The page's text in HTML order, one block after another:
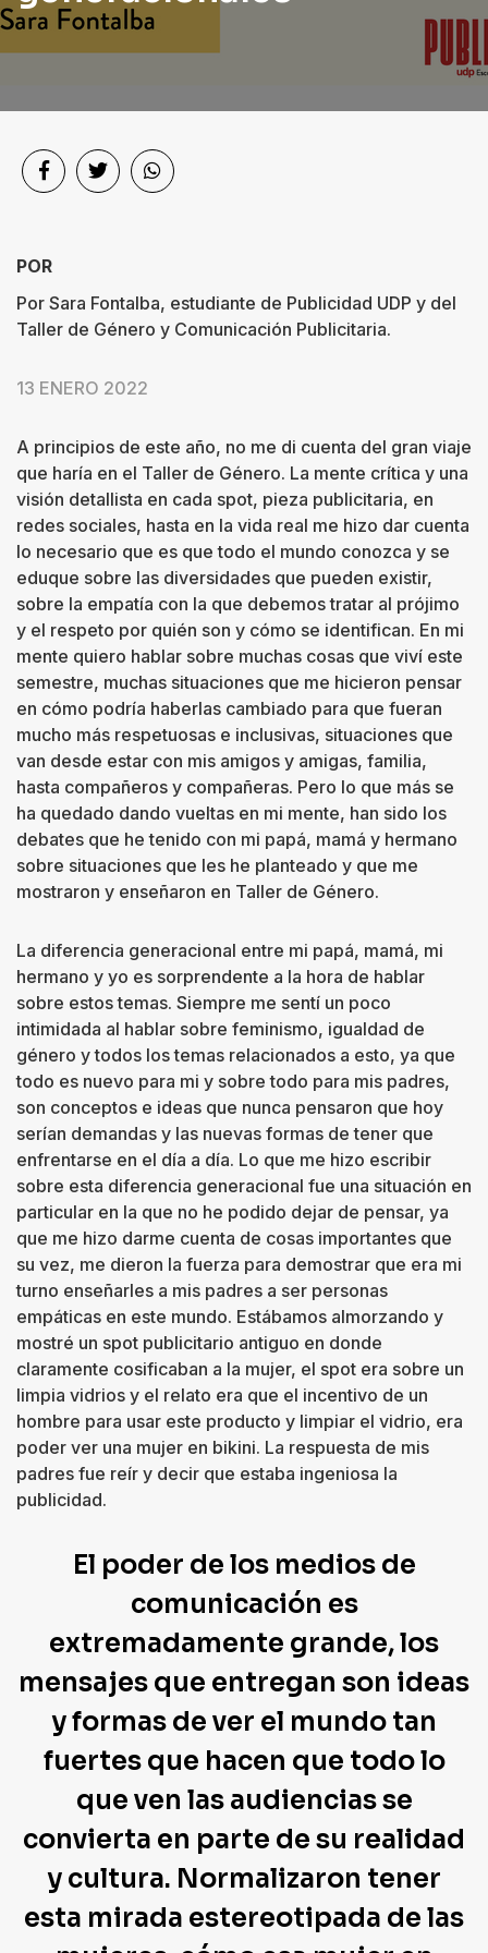
Sociedad
Quiénes
POR
Por Sara Fontalba, estudiante de Publicidad UDP y del
Taller de Género y Comunicación Publicitaria.
13 ENERO 2022
A principios de este año, no me di cuenta del gran viaje
que haría en el Taller de Género. La mente crítica y una
visión detallista en cada spot, pieza publicitaria, en
redes sociales, hasta en la vida real me hizo dar cuenta
lo necesario que es que todo el mundo conozca y se
eduque sobre las diversidades que pueden existir,
sobre la empatía con la que debemos tratar al prójimo
y el respeto por quién son y cómo se identifican. En mi
mente quiero hablar sobre muchas cosas que viví este
semestre, muchas situaciones que me hicieron pensar
en cómo podría haberlas cambiado para que fueran
mucho más respetuosas e inclusivas, situaciones que
van desde estar con mis amigos y amigas, familia,
hasta compañeros y compañeras. Pero lo que más se
ha quedado dando vueltas en mi mente, han sido los
debates que he tenido con mi papá, mamá y hermano
sobre situaciones que les he planteado y que me
mostraron y enseñaron en Taller de Género.
La diferencia generacional entre mi papá, mamá, mi
hermano y yo es sorprendente a la hora de hablar
sobre estos temas. Siempre me sentí un poco
intimidada al hablar sobre feminismo, igualdad de
género y todos los temas relacionados a esto, ya que
todo es nuevo para mi y sobre todo para mis padres,
son conceptos e ideas que nunca pensaron que hoy
serían demandas y las nuevas formas de tener que
enfrentarse en el día a día. Lo que me hizo escribir
sobre esta diferencia generacional fue una situación en
particular en la que no he podido dejar de pensar, ya
que me hizo darme cuenta de cosas importantes que
su vez, me dieron la fuerza para demostrar que era mi
turno enseñarles a mis padres a ser personas
empáticas en este mundo. Estábamos almorzando y
mostré un spot publicitario antiguo en donde
claramente cosificaban a la mujer, el spot era sobre un
limpia vidrios y el relato era que el incentivo de un
hombre para usar este producto y limpiar el vidrio, era
poder ver una mujer en bikini. La respuesta de mis
padres fue reír y decir que estaba ingeniosa la
publicidad.
El poder de los medios de
comunicación es
extremadamente grande, los
mensajes que entregan son ideas
y formas de ver el mundo tan
fuertes que hacen que todo lo
que ven las audiencias se
convierta en parte de su realidad
y cultura. Normalizaron tener
esta mirada estereotipada de las